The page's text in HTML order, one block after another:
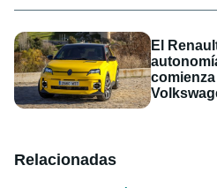
El
Relacionadas